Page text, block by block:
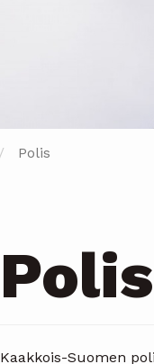
Polis
Polis
Kaakkois-Suomen